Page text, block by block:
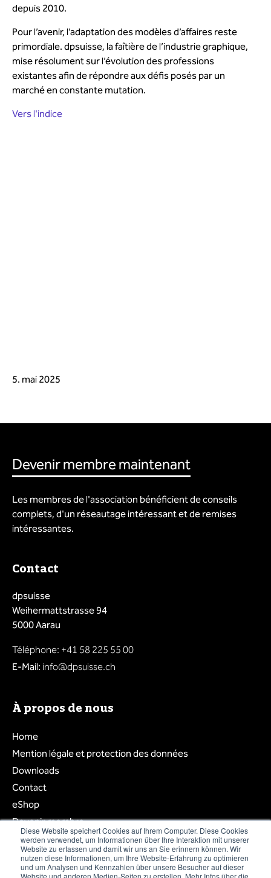
Diese Website speichert Cookies auf Ihrem Computer. Diese Cookies
werden verwendet, um Informationen über Ihre Interaktion mit unserer
Website zu erfassen und damit wir uns an Sie erinnern können. Wir
nutzen diese Informationen, um Ihre Website-Erfahrung zu optimieren
und um Analysen und Kennzahlen über unsere Besucher auf dieser
Website und anderen Medien-Seiten zu erstellen. Mehr Infos über die
depuis 2010.
Pour l’avenir, l’adaptation des modèles d’affaires reste
primordiale. dpsuisse, la faîtière de l’industrie graphique,
mise résolument sur l’évolution des professions
existantes afin de répondre aux défis posés par un
marché en constante mutation.
Vers l'indice
5. mai 2025
Devenir membre maintenant
Les membres de l'association bénéficient de conseils
complets, d'un réseautage intéressant et de remises
intéressantes.
Contact
dpsuisse
Weihermattstrasse 94
5000 Aarau
Téléphone: +41 58 225 55 00
E-Mail: info@dpsuisse.ch
À propos de nous
Home
Mention légale et protection des données
Downloads
Contact
eShop
Devenir membre
Login membre
Liste des membres